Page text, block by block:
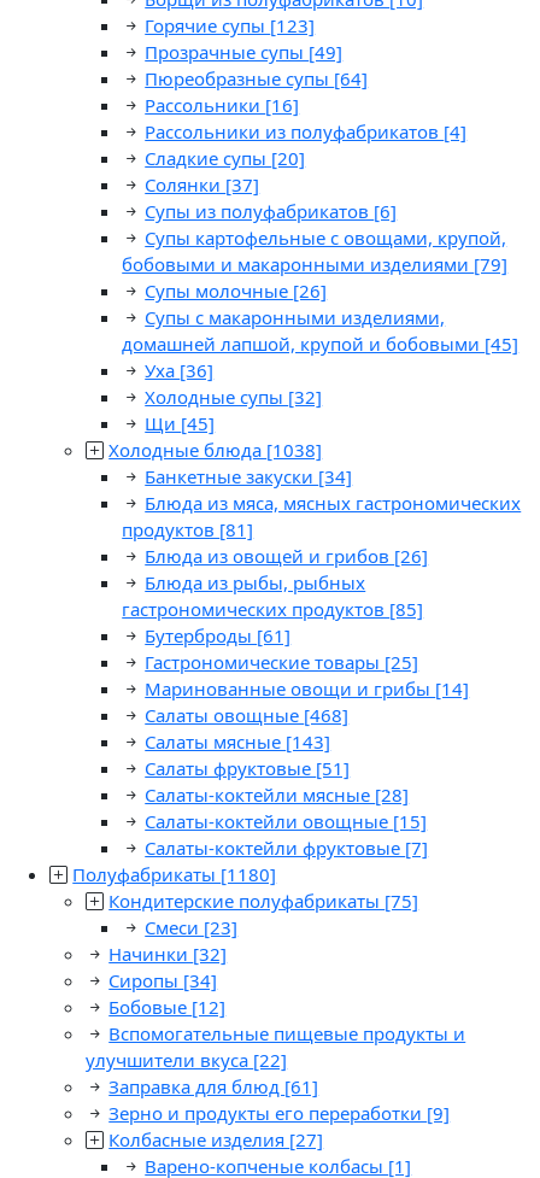
Горячие супы [123]
Прозрачные супы [49]
Пюреобразные супы [64]
Рассольники [16]
Рассольники из полуфабрикатов [4]
Сладкие супы [20]
Солянки [37]
Супы из полуфабрикатов [6]
Супы картофельные с овощами, крупой,
бобовыми и макаронными изделиями [79]
Супы молочные [26]
Супы с макаронными изделиями,
домашней лапшой, крупой и бобовыми [45]
Уха [36]
Холодные супы [32]
Щи [45]
Холодные блюда [1038]
Банкетные закуски [34]
Блюда из мяса, мясных гастрономических
продуктов [81]
Блюда из овощей и грибов [26]
Блюда из рыбы, рыбных
гастрономических продуктов [85]
Бутерброды [61]
Гастрономические товары [25]
Маринованные овощи и грибы [14]
Салаты овощные [468]
Салаты мясные [143]
Салаты фруктовые [51]
Салаты-коктейли мясные [28]
Салаты-коктейли овощные [15]
Салаты-коктейли фруктовые [7]
Полуфабрикаты [1180]
Кондитерские полуфабрикаты [75]
Смеси [23]
Начинки [32]
Сиропы [34]
Бобовые [12]
Вспомогательные пищевые продукты и
улучшители вкуса [22]
Заправка для блюд [61]
Зерно и продукты его переработки [9]
Колбасные изделия [27]
Варено-копченые колбасы [1]